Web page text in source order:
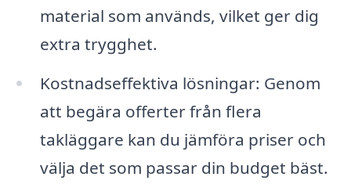
material som används, vilket ger dig
extra trygghet.
Kostnadseffektiva lösningar: Genom
att begära offerter från flera
takläggare kan du jämföra priser och
välja det som passar din budget bäst.